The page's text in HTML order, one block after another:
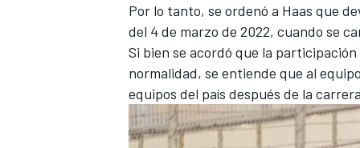
Por lo tanto, se ordenó a Haas que
del 4 de marzo de 2022, cuando se
Si bien se acordó que la
normalidad, se entiende que al
equipos del país después de la